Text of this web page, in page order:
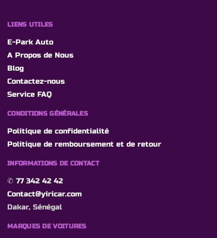
LIENS UTILES
E-Park Auto
A Propos de Nous
Blog
Contactez-nous
Service FAQ
CONDITIONS GÉNÉRALES
Politique de confidentialité
Politique de remboursement et de retour
INFORMATIONS DE CONTACT
✆ 77 342 42 42
Contact@yiricar.com
Dakar, Sénégal
MARQUES DE VOITURES